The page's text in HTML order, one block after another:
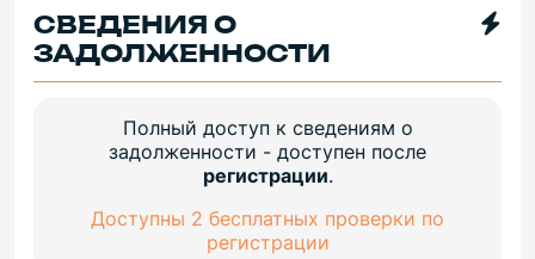
СВЕДЕНИЯ О
ЗАДОЛЖЕННОСТИ
Полный доступ к сведениям о
задолженности - доступен после
регистрации.
Доступны 2 бесплатных проверки по
регистрации